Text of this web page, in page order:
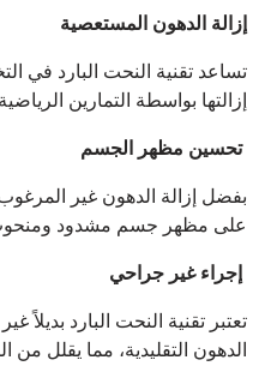
إزالة الدهون المستعصية
تساعد تقنية النحت البارد في
إزالتها بواسطة التمارين
تحسين مظهر الجسم
بفضل إزالة الدهون غير
على مظهر جسم مشدود
إجراء غير جراحي
تعتبر تقنية النحت البارد
الدهون التقليدية، مما يقلل